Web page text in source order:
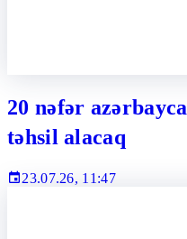
20 nəfər
təhsil alacaq
23.07.26, 11:47